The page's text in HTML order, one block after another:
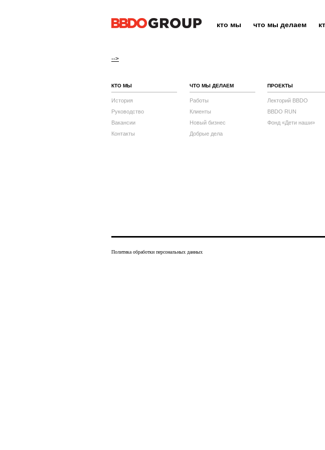
кто мы что мы делаем
-->
КТО МЫ
История
Руководство
Вакансии
Контакты
ЧТО МЫ ДЕЛАЕМ
Работы
Клиенты
Новый бизнес
Добрые дела
ПРОЕКТЫ
Лекторий BBDO
BBDO RUN
Фонд «Дети наши»
Политика обработки персональных данных